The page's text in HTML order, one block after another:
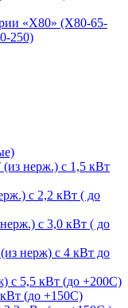
«Х80» (Х80-65-
250)
нерж.) с 1,5 кВт
с 2,2 кВт ( до
с 3,0 кВт ( до
нерж) с 4 кВт до
с 5,5 кВт (до +200С)
(до +150С)